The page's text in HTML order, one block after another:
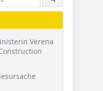
Verena